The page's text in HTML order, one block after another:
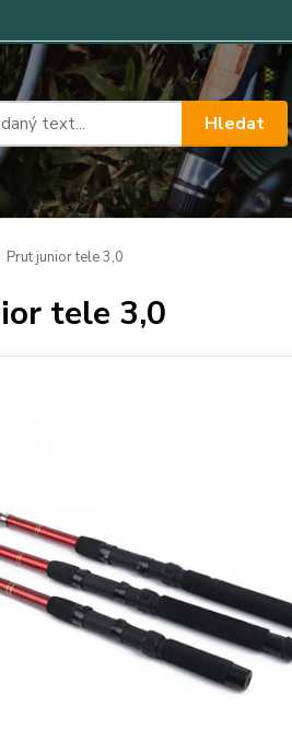
Hledat
Prut junior tele 3,0
tele 3,0